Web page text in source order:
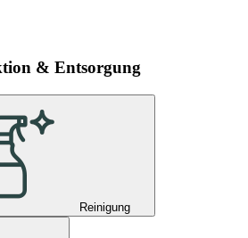
& Entsorgung
Reinigung